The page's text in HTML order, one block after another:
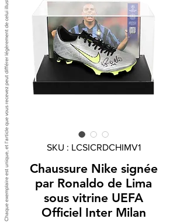
SKU : LCSICRDCHIMV1
Chaussure Nike signée
par Ronaldo de Lima
sous vitrine UEFA
Officiel Inter Milan
Chaque exemplaire est unique, et l'article que vous recevez peut différer légèrement de celui illustré :